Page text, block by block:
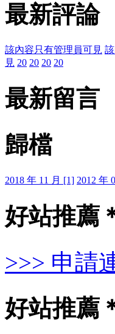
最新評論
該內容只有管理員可見
見 20 20 20 20
最新留言
歸檔
2018 年 11 月 [1] 2012 年
好站推薦
>>> 申請
好站推薦